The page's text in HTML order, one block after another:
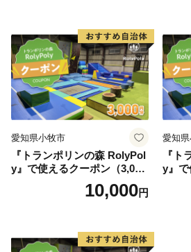
愛知県小牧市
『トランポリンの森 RolyPol
y』で使えるクーポン（3,000
10,000円
愛知
『ト
y』で